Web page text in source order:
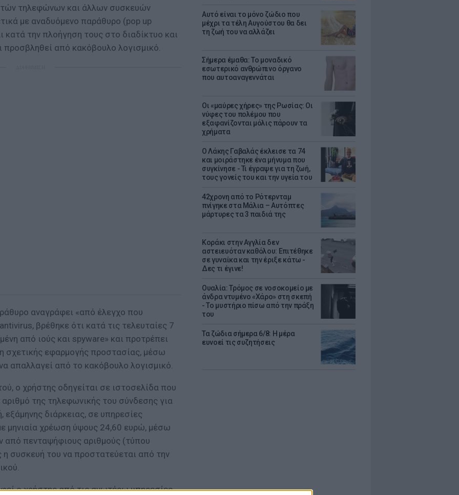
Αυτό είναι το μόνο ζώδιο που
μέχρι τα τέλη Αυγούστου θα δει
τη ζωή του να αλλάζει
Σήμερα έμαθα: Το μοναδικό
εσωτερικό ανθρώπινο όργανο
που αυτοαναγεννάται
Οι «μαύρες χήρες» της Ρωσίας: Οι
νύφες του πολέμου που
εξαφανίζονται μόλις πάρουν τα
χρήματα
Ο Λάκης Γαβαλάς έκλεισε τα 74
και μοιράστηκε ένα μήνυμα που
συγκίνησε - Τι έγραψε για τη ζωή,
τους γονείς του και την υγεία του
42χρονη από το Ρότερνταμ
πνίγηκε στα Μάλια – Αυτόπτες
μάρτυρες τα 3 παιδιά της
Kοράκι στην Αγγλία δεν
αστειευόταν καθόλου: Επιτέθηκε
σε γυναίκα και την έριξε κάτω -
Δες τι έγινε!
Ουαλία: Τρόμος σε νοσοκομείο με
άνδρα ντυμένο «Χάρο» στη σκεπή
- Το μυστήριο πίσω από την πράξη
του
Τα ζώδια σήμερα 6/8: Η μέρα
ευνοεί τις συζητήσεις
τηλεφώνων και άλλων συσκευών
με αναδυόμενο παράθυρο (pop up
κατά την πλοήγηση τους στο διαδίκτυο και
προσβληθεί από κακόβουλο λογισμικό.
αναγράφει «από έλεγχο που
βρέθηκε ότι κατά τις τελευταίες 7
από ιούς και spyware» και προτρέπει
σχετικής εφαρμογής προστασίας, μέσω
απαλλαγεί από το κακόβουλο λογισμικό.
ο χρήστης οδηγείται σε ιστοσελίδα που
της τηλεφωνικής του σύνδεσης για
διάρκειας, σε υπηρεσίες
μηνιαία χρέωση ύψους 24,60 ευρώ, μέσω
από πενταψήφιους αριθμούς (τύπου
συσκευή του να προστατεύεται από την
ο χρήστης από τις ανωτέρω υπηρεσίες